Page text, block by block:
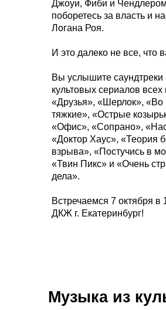
Джоуи, Фиби и
поборетесь за власть и
Логана Роя.
И это далеко не все, что
Вы услышите саундтреки
культовых сериалов
«Друзья», «Шерлок», «Во
тяжкие», «Острые
«Офис», «Сопрано»,
«Доктор Хаус», «Теория
взрыва», «Постучись в
«Твин Пикс» и «Очень
дела».
Встречаемся 7 октября в
ДКЖ г. Екатеринбург!
Музыка из